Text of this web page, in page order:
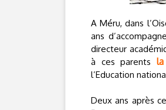
A Méru, dans
ans
directeur
à ces parents
l’Education
Deux ans après